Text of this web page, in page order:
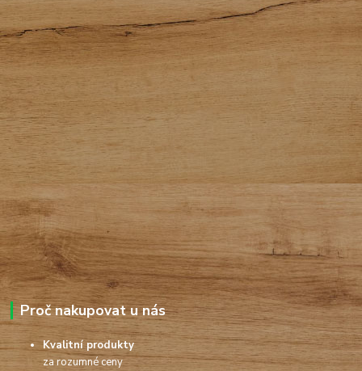
Proč nakupovat u nás
Kvalitní produkty
za rozumné ceny